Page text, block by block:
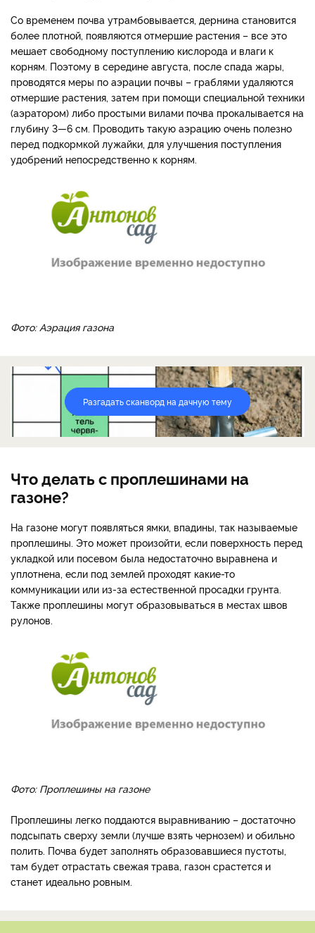
Со временем почва утрамбовывается, дернина становится
более плотной, появляются отмершие растения – все это
мешает свободному поступлению кислорода и влаги к
корням. Поэтому в середине августа, после спада жары,
проводятся меры по аэрации почвы – граблями удаляются
отмершие растения, затем при помощи специальной техники
(аэратором) либо простыми вилами почва прокалывается на
глубину 3—6 см. Проводить такую аэрацию очень полезно
перед подкормкой лужайки, для улучшения поступления
удобрений непосредственно к корням.
Фото: Аэрация газона
Разгадать сканворд на дачную тему
Что делать с проплешинами на
газоне?
На газоне могут появляться ямки, впадины, так называемые
проплешины. Это может произойти, если поверхность перед
укладкой или посевом была недостаточно выравнена и
уплотнена, если под землей проходят какие-то
коммуникации или из-за естественной просадки грунта.
Также проплешины могут образовываться в местах швов
рулонов.
Фото: Проплешины на газоне
Проплешины легко поддаются выравниванию – достаточно
подсыпать сверху земли (лучше взять чернозем) и обильно
полить. Почва будет заполнять образовавшиеся пустоты,
там будет отрастать свежая трава, газон срастется и
станет идеально ровным.